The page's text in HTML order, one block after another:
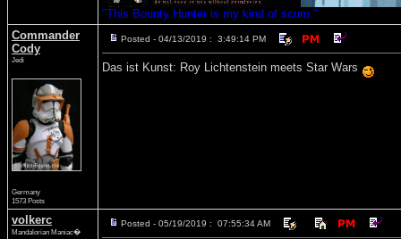
"This Bounty Hunter is my kind of scum."
Commander
Cody
Jedi
Germany
1573 Posts
Posted - 04/13/2019 : 3:49:14 PM
Das ist Kunst: Roy Lichtenstein meets Star Wars
volkerc
Mandalorian Maniac�
Posted - 05/19/2019 : 07:55:34 AM